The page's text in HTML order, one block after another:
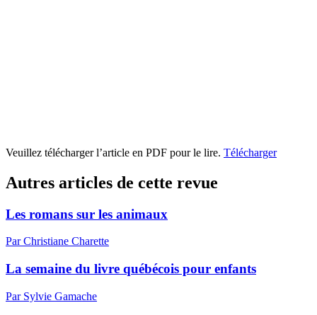
Veuillez télécharger l’article en PDF pour le lire. Télécharger
Autres articles de cette revue
Les romans sur les animaux
Par Christiane Charette
La semaine du livre québécois pour enfants
Par Sylvie Gamache